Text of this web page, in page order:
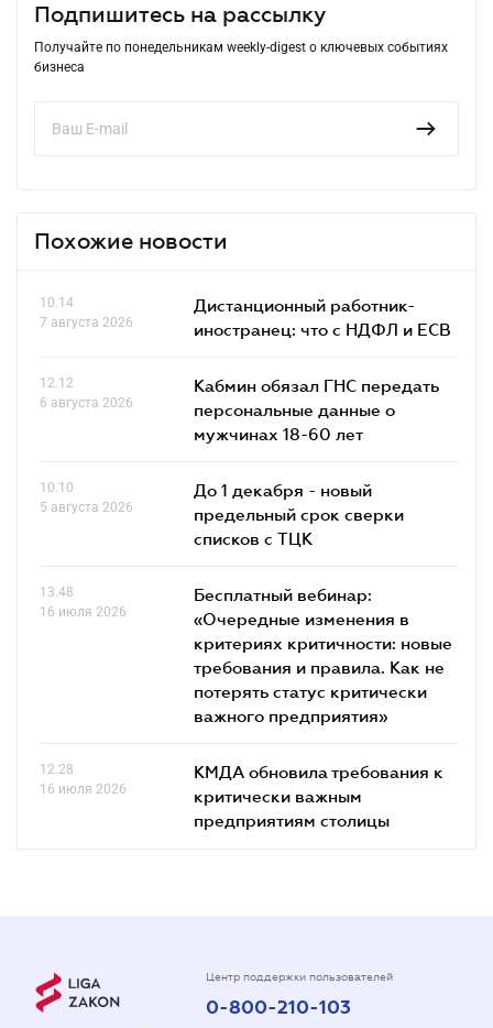
Подпишитесь на рассылку
Получайте по понедельникам weekly-digest о ключевых событиях
бизнеса
Похожие новости
10.14
7 августа 2026
Дистанционный работник-
иностранец: что с НДФЛ и ЕСВ
12.12
6 августа 2026
Кабмин обязал ГНС передать
персональные данные о
мужчинах 18-60 лет
10.10
5 августа 2026
До 1 декабря - новый
предельный срок сверки
списков c ТЦК
13.48
16 июля 2026
Бесплатный вебинар:
«Очередные изменения в
критериях критичности: новые
требования и правила. Как не
потерять статус критически
важного предприятия»
12.28
16 июля 2026
КМДА обновила требования к
критически важным
предприятиям столицы
Центр поддержки пользователей
0-800-210-103